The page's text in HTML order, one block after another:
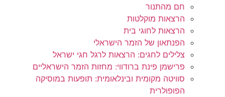
חם מהתנור
הרצאות מוקלטות
הרצאות לחוגי בית
הפנתאון של הזמר הישראלי
צלילים לחגים: הרצאות לרגל חגי ישראל
פרישמן פינת ברודווי: מחזות הזמר הישראליים
סוויטה מקומית ובינלאומית: תופעות במוסיקה
הפופולרית